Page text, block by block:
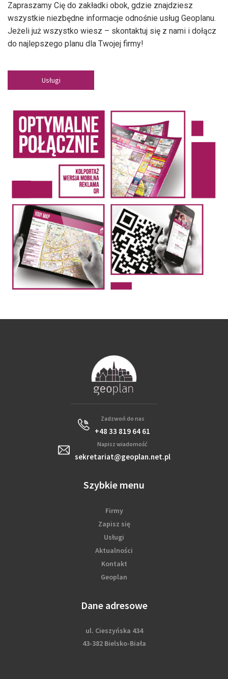
Zapraszamy Cię do zakładki obok, gdzie znajdziesz
wszystkie niezbędne informacje odnośnie usług Geoplanu.
Jeżeli już wszystko wiesz – skontaktuj się z nami i dołącz
do najlepszego planu dla Twojej firmy!
Usługi
Zadzwoń do nas
+48 33 819 64 61
Napisz wiadomość
sekretariat@geoplan.net.pl
Szybkie menu
Firmy
Zapisz się
Usługi
Aktualności
Kontakt
Geoplan
Dane adresowe
ul. Cieszyńska 434
43-382 Bielsko-Biała